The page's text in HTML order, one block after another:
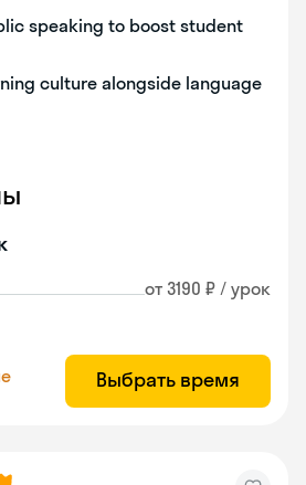
speaking to boost student
culture alongside language
от 3190 ₽ / урок
Выбрать время